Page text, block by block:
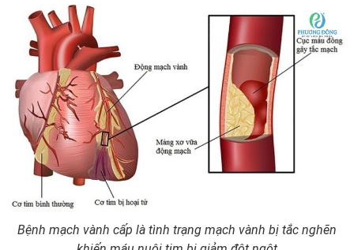
Bệnh mạch vành cấp là tình trạng mạch vành bị tắc nghẽn